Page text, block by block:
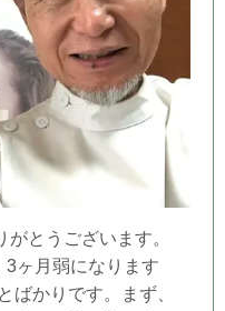
とうございます。
ヶ月弱になります
ばかりです。まず、